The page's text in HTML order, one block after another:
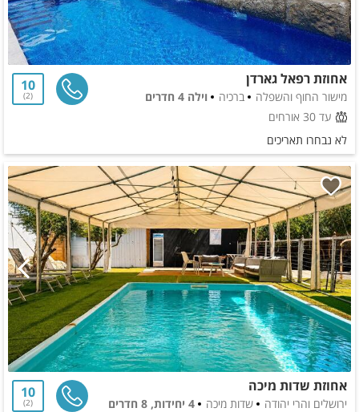
אחוזת רפאל גארדן
מישור החוף והשפלה ברכיה
וילה 4 חדרים
עד 30 אורחים
10
2
לא נבחרו תאריכים
אחוזת שדות מיכה
ירושלים והרי יהודה שדות מיכה
4 יחידות, 8 חדרים
10
2